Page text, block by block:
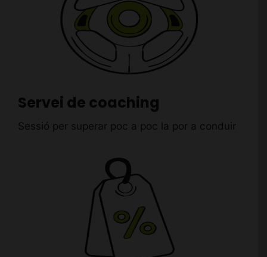
Servei de coaching
Sessió per superar poc a poc la por a conduir